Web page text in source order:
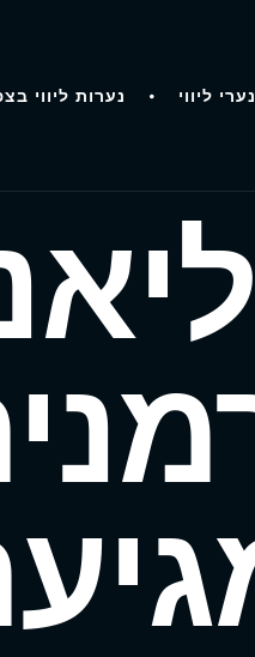
נערות ליווי נערי ליווי